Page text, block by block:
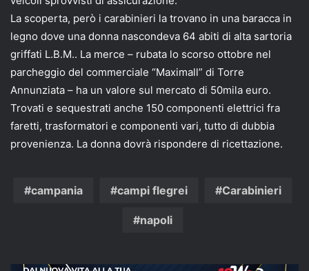
La scoperta, però i carabinieri la trovano in una baracca in
legno dove una donna nascondeva 64 abiti di alta sartoria
griffati L.B.M.. La merce – rubata lo scorso ottobre nel
parcheggio del commerciale “Maximall” di Torre
Annunziata – ha un valore sul mercato di 50mila euro.
Trovati e sequestrati anche 150 componenti elettrici fra
faretti, trasformatori e componenti vari, tutto di dubbia
provenienza. La donna dovrà rispondere di ricettazione.
campania campi flegrei Carabinieri
napoli